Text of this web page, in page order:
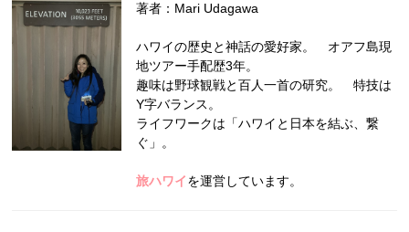
著者：Mari Udagawa
ハワイの歴史と神話の愛好家。 オアフ島現
地ツアー手配歴3年。
趣味は野球観戦と百人一首の研究。 特技は
Y字バランス。
ライフワークは「ハワイと日本を結ぶ、繋
ぐ」。
旅ハワイを運営しています。